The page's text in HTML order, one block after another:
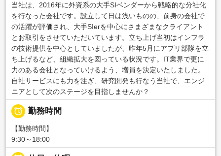
当社は、2016年に外資系の大手SIベンダーから戦略的な分社化
を行なった会社です。設立して日は浅いものの、前身の会社で
の活躍が評価され、大手SIerを中心にさまざまなクライアント
とお取引をさせていただいています。立ち上げ当初はインフラ
の技術提供を中心としていましたが、昨年5月にアプリ部隊を立
ち上げるなど、組織拡大を図っている状況です。IT業界で更に
力のある会社となっていけるよう、増員を決定いたしました。
自社サービスにも力を注ぎ、研究開発も行なう当社で、エンジ
ニアとして次のステージを目指しませんか？
 勤務時間
【勤務時間】
9:30～18:00